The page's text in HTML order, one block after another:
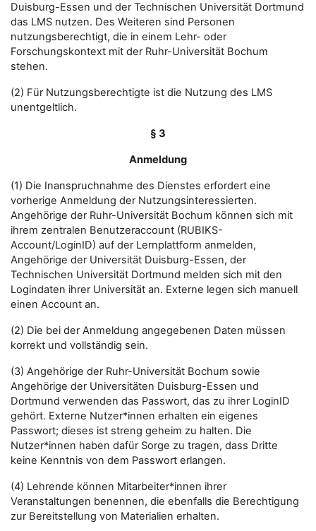
Duisburg-Essen und der Technischen Universität Dortmund
das LMS nutzen. Des Weiteren sind Personen
nutzungsberechtigt, die in einem Lehr- oder
Forschungskontext mit der Ruhr-Universität Bochum
stehen.
(2) Für Nutzungsberechtigte ist die Nutzung des LMS
unentgeltlich.
§ 3
Anmeldung
(1) Die Inanspruchnahme des Dienstes erfordert eine
vorherige Anmeldung der Nutzungsinteressierten.
Angehörige der Ruhr-Universität Bochum können sich mit
ihrem zentralen Benutzeraccount (RUBIKS-
Account/LoginID) auf der Lernplattform anmelden,
Angehörige der Universität Duisburg-Essen, der
Technischen Universität Dortmund melden sich mit den
Logindaten ihrer Universität an. Externe legen sich manuell
einen Account an.
(2) Die bei der Anmeldung angegebenen Daten müssen
korrekt und vollständig sein.
(3) Angehörige der Ruhr-Universität Bochum sowie
Angehörige der Universitäten Duisburg-Essen und
Dortmund verwenden das Passwort, das zu ihrer LoginID
gehört. Externe Nutzer*innen erhalten ein eigenes
Passwort; dieses ist streng geheim zu halten. Die
Nutzer*innen haben dafür Sorge zu tragen, dass Dritte
keine Kenntnis von dem Passwort erlangen.
(4) Lehrende können Mitarbeiter*innen ihrer
Veranstaltungen benennen, die ebenfalls die Berechtigung
zur Bereitstellung von Materialien erhalten.